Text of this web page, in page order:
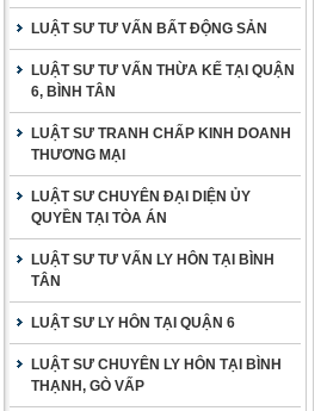
LUẬT SƯ TƯ VẤN BẤT ĐỘNG SẢN
LUẬT SƯ TƯ VẤN THỪA KẾ TẠI QUẬN
6, BÌNH TÂN
LUẬT SƯ TRANH CHẤP KINH DOANH
THƯƠNG MẠI
LUẬT SƯ CHUYÊN ĐẠI DIỆN ỦY
QUYỀN TẠI TÒA ÁN
LUẬT SƯ TƯ VẤN LY HÔN TẠI BÌNH
TÂN
LUẬT SƯ LY HÔN TẠI QUẬN 6
LUẬT SƯ CHUYÊN LY HÔN TẠI BÌNH
THẠNH, GÒ VẤP